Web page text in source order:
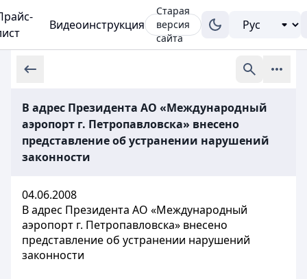
Видеоинструкция
Старая
версия
сайта
В адрес Президента АО «Международный
аэропорт г. Петропавловска» внесено
представление об устранении нарушений
законности
04.06.2008
В адрес Президента АО «Международный
аэропорт г. Петропавловска» внесено
представление об устранении нарушений
законности